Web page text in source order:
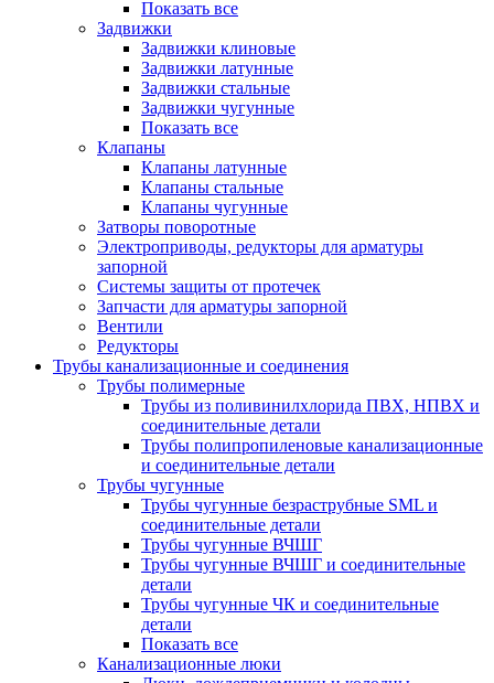
Показать все
Задвижки
Задвижки клиновые
Задвижки латунные
Задвижки стальные
Задвижки чугунные
Показать все
Клапаны
Клапаны латунные
Клапаны стальные
Клапаны чугунные
Затворы поворотные
Электроприводы, редукторы для арматуры
запорной
Системы защиты от протечек
Запчасти для арматуры запорной
Вентили
Редукторы
Трубы канализационные и соединения
Трубы полимерные
Трубы из поливинилхлорида ПВХ, НПВХ и
соединительные детали
Трубы полипропиленовые канализационные
и соединительные детали
Трубы чугунные
Трубы чугунные безраструбные SML и
соединительные детали
Трубы чугунные ВЧШГ
Трубы чугунные ВЧШГ и соединительные
детали
Трубы чугунные ЧК и соединительные
детали
Показать все
Канализационные люки